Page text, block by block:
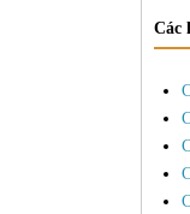
Các